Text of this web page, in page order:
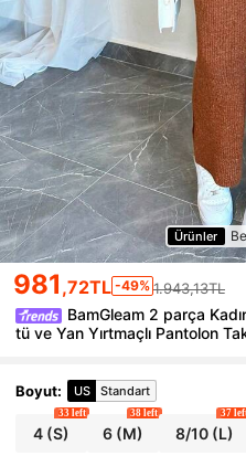
Ürünler
981 ,72TL -49% 1.943,13TL
BamGleam 2 parça
tü ve Yan Yırtmaçlı Pantolon
Boyut: US Standart
4 (S)
33 left
6 (M)
38 left
8/10(L)
37